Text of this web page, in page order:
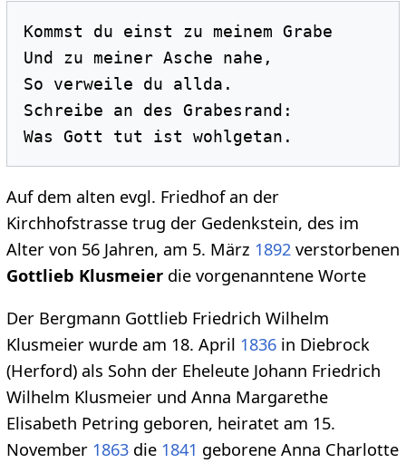
Kommst du einst zu meinem Grabe
Und zu meiner Asche nahe,
So verweile du allda.
Schreibe an des Grabesrand:
Auf dem alten evgl. Friedhof an der
Kirchhofstrasse trug der Gedenkstein, des im
Alter von 56 Jahren, am 5. März 1892verstorbenen
Gottlieb Klusmeierdie vorgenanntene Worte
Der Bergmann Gottlieb Friedrich Wilhelm
Klusmeier wurde am 18. April 1836in Diebrock
(Herford) als Sohn der Eheleute Johann Friedrich
Wilhelm Klusmeier und Anna Margarethe
Elisabeth Petring geboren, heiratet am 15.
November 1863die 1841 geborene Anna Charlotte